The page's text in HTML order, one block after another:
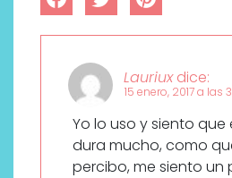
Lauriux dice:
15 enero, 2017 a las
Yo lo uso y siento que
dura mucho, como
percibo, me siento un